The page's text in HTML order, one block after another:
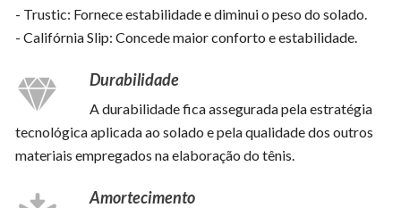
- Trustic: Fornece estabilidade e diminui o peso do solado.
- Califórnia Slip: Concede maior conforto e estabilidade.
Durabilidade
A durabilidade fica assegurada pela estratégia
tecnológica aplicada ao solado e pela qualidade dos outros
materiais empregados na elaboração do tênis.
Amortecimento